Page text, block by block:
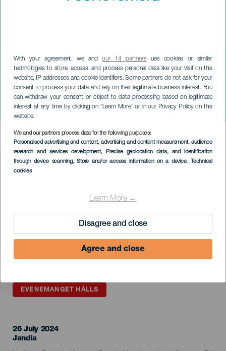
With your agreement, we andour 14 partnersuse cookies or similar
technologies to store, access, and process personal data like your visit on this
website, IP addresses and cookie identifiers. Some partners do not ask for your
consent to process your data and rely on their legitimate business interest. You
can withdraw your consent or object to data processing based on legitimate
interest at any time by clicking on “Learn More” or in our Privacy Policy on this
website.
We and our partners process data for the following purposes:
Personalised advertising and content, advertising and content measurement, audience
research and services development, Precise geolocation data, and identification
through device scanning, Store and/or access information on a device, Technical
cookies
Learn More →
Disagree and close
Agree and close
Qué chimba de Carpa - La
Carpa
FUERTEVENTURA
Imagen
Listado
EVENEMANGET HÅLLS
26 July 2024
Localidad
Jandía